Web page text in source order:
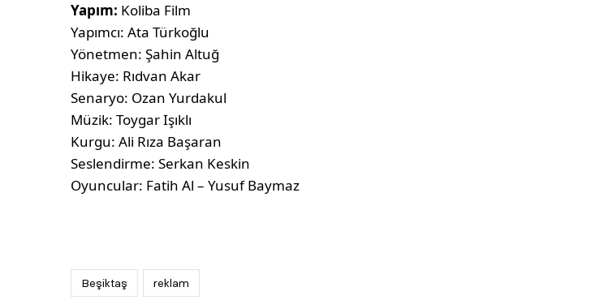
Yapım: Koliba Film
Yapımcı: Ata Türkoğlu
Yönetmen: Şahin Altuğ
Hikaye: Rıdvan Akar
Senaryo: Ozan Yurdakul
Müzik: Toygar Işıklı
Kurgu: Ali Rıza Başaran
Seslendirme: Serkan Keskin
Oyuncular: Fatih Al – Yusuf Baymaz
Beşiktaş reklam